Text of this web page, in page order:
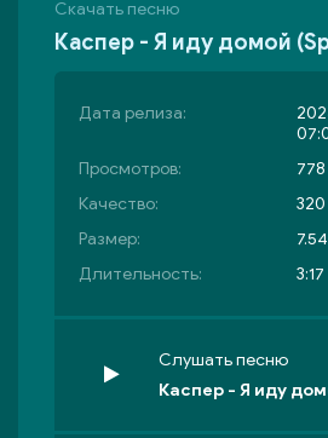
Скачать песню
Каспер - Я иду домой
Дата релиза:
Просмотров:
778
Качество:
320
Размер:
Длительность:
3:17
Слушать песню
Каспер - Я иду